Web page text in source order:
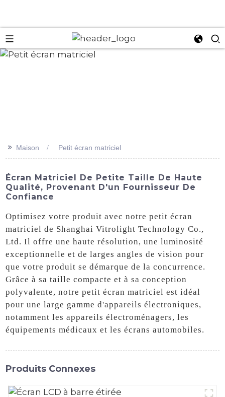
>> Maison Petit écran matriciel
Écran Matriciel De Petite Taille De Haute
Qualité, Provenant D'un Fournisseur De
Confiance
Optimisez votre produit avec notre petit écran
matriciel de Shanghai Vitrolight Technology Co.,
Ltd. Il offre une haute résolution, une luminosité
exceptionnelle et de larges angles de vision pour
que votre produit se démarque de la concurrence.
Grâce à sa taille compacte et à sa conception
polyvalente, notre petit écran matriciel est idéal
pour une large gamme d'appareils électroniques,
notamment les appareils électroménagers, les
équipements médicaux et les écrans automobiles.
Produits Connexes